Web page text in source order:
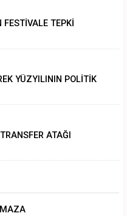
FESTİVALE TEPKİ
YÜZYILININ POLİTİK
ATAĞI